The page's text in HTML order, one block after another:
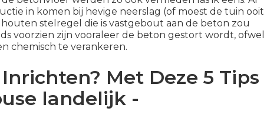
in komen bij hevige neerslag (of moest de tuin ooit
stelregel die is vastgebout aan de beton zou
voorzien zijn vooraleer de beton gestort wordt, ofwel
chemisch te verankeren.
Met Deze 5 Tips
landelijk -